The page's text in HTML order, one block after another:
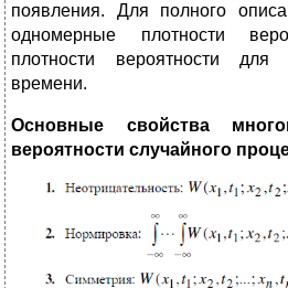
появления. Для полного
одномерные плотности
плотности вероятности для
времени.
Основные свойства
вероятности случайного